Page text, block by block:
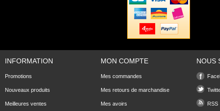
INFORMATION
Promotions
Nouveaux produits
Meilleures ventes
MON COMPTE
Mes commandes
Mes retours de marchandise
Mes avoirs
NOUS
RSS